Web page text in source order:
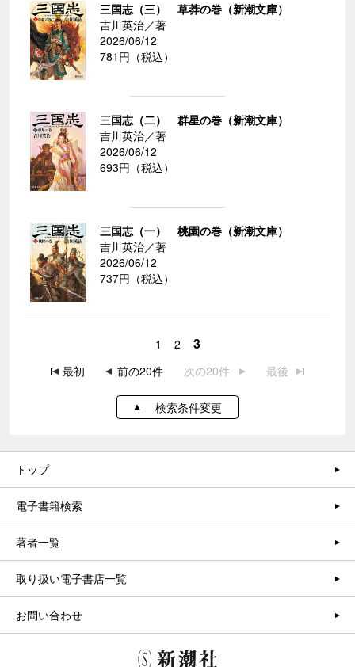
三国志（三） 草莽の巻（新潮文庫）
吉川英治／著
2026/06/12
781円（税込）
三国志（二） 群星の巻（新潮文庫）
吉川英治／著
2026/06/12
693円（税込）
三国志（一） 桃園の巻（新潮文庫）
吉川英治／著
2026/06/12
737円（税込）
最初 前の20件
1 2 3
次の20件 最後
検索条件変更
トップ
電子書籍検索
著者一覧
取り扱い電子書店一覧
お問い合わせ